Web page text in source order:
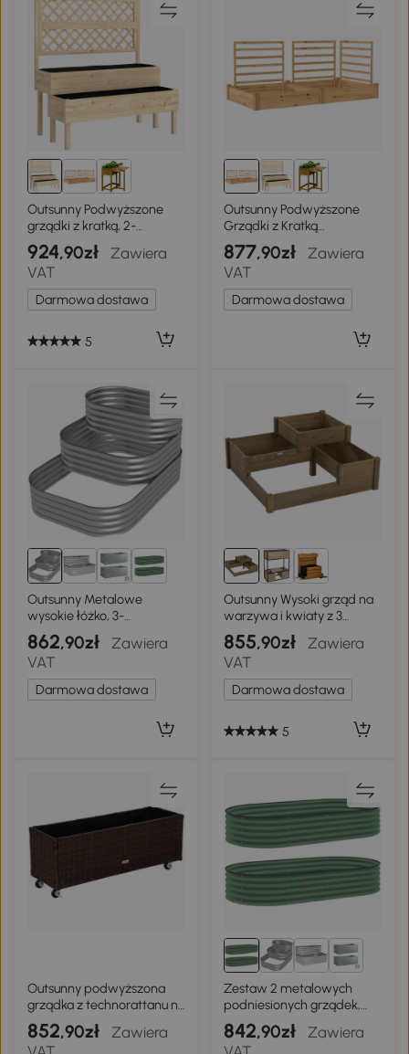
Outsunny Podwyższone
grządki z kratką, 2-
poziomowe skrzynki na
kwiaty, drewno, 108 x 62 x
120 cm
924,90zł
Zawiera
VAT
Darmowa dostawa
5
Outsunny Podwyższone
Grządki z Kratką
Drewniany Kwietnik z 3
Kratkami i Otwartą
Podstawą 240 x 125 x 102
cm Naturalne Drewno
877,90zł
Zawiera
VAT
Darmowa dostawa
1+
Outsunny Metalowe
wysokie łóżko, 3-
poziomowy skrzynka na
kwiaty
862,90zł
Zawiera
VAT
Darmowa dostawa
Outsunny Wysoki grząd na
warzywa i kwiaty z 3
poziomami, skrzynia na
zioła dla tarasu i balkonu,
drewno świerkowe,
Brązowy, 122 x 122 x 51 cm
855,90zł
Zawiera
VAT
Darmowa dostawa
5
Outsunny podwyższona
grządka z technorattanu na
kółkach skrzynka na rośliny
z otworami odpływowymi
852,90zł
Zawiera
1+
Zestaw 2 metalowych
podniesionych grządek,
ogrodowych kwietników
842,90zł
Zawiera